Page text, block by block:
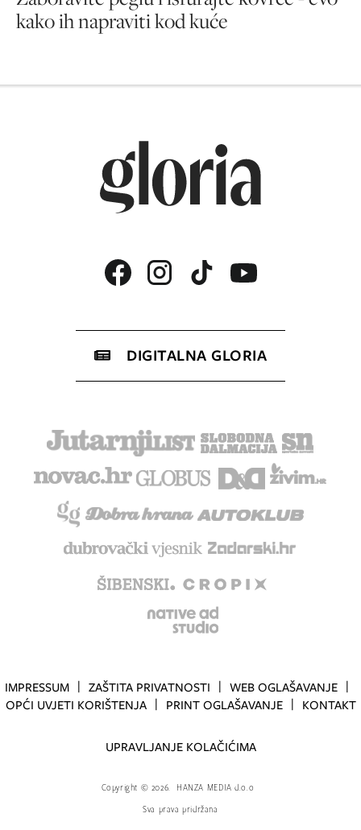
kako ih napraviti kod kuće
DIGITALNA GLORIA
IMPRESSUM ZAŠTITA PRIVATNOSTI
WEB OGLAŠAVANJE
OPĆI UVJETI KORIŠTENJA
PRINT OGLAŠAVANJE KONTAKT
UPRAVLJANJE KOLAČIĆIMA
Copyright © 2026.
HANZA MEDIA d.o.o
Sva prava pridržana